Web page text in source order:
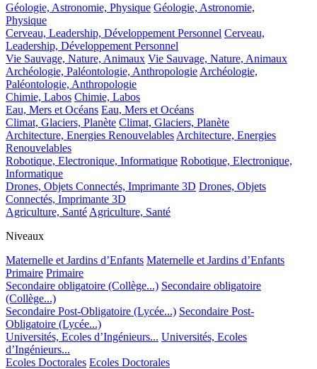
Géologie, Astronomie, Physique Géologie, Astronomie,
Physique
Cerveau, Leadership, Développement Personnel Cerveau,
Leadership, Développement Personnel
Vie Sauvage, Nature, Animaux Vie Sauvage, Nature, Animaux
Archéologie, Paléontologie, Anthropologie Archéologie,
Paléontologie, Anthropologie
Chimie, Labos Chimie, Labos
Eau, Mers et Océans Eau, Mers et Océans
Climat, Glaciers, Planète Climat, Glaciers, Planète
Architecture, Energies Renouvelables Architecture, Energies
Renouvelables
Robotique, Electronique, Informatique Robotique, Electronique,
Informatique
Drones, Objets Connectés, Imprimante 3D Drones, Objets
Connectés, Imprimante 3D
Agriculture, Santé Agriculture, Santé
Niveaux
Maternelle et Jardins d’Enfants Maternelle et Jardins d’Enfants
Primaire Primaire
Secondaire obligatoire (Collège...) Secondaire obligatoire
(Collège...)
Secondaire Post-Obligatoire (Lycée...) Secondaire Post-
Obligatoire (Lycée...)
Universités, Ecoles d’Ingénieurs... Universités, Ecoles
d’Ingénieurs...
Ecoles Doctorales Ecoles Doctorales